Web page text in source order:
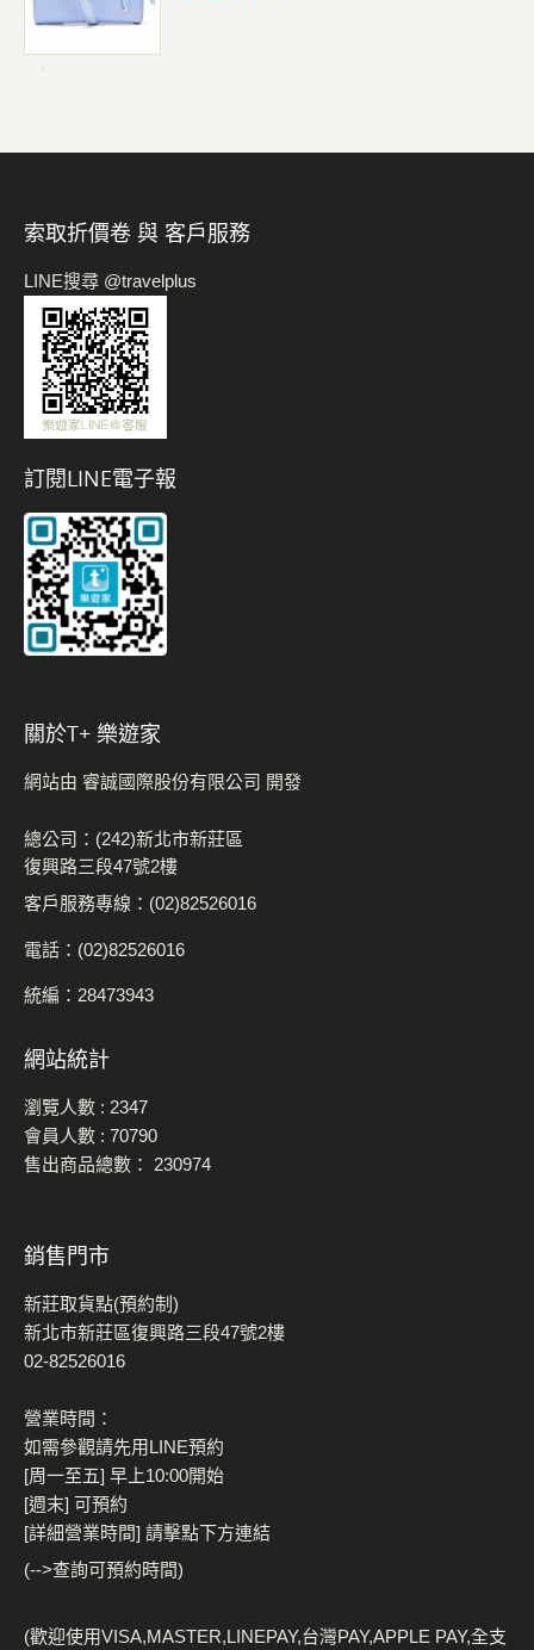
索取折價卷 與 客戶服務
LINE搜尋 @travelplus
訂閱LINE電子報
關於t+ 樂遊家
網站由 睿誠國際股份有限公司 開發
總公司：(242)新北市新莊區
復興路三段47號2樓
客戶服務專線：(02)82526016
電話：(02)82526016
統編：28473943
網站統計
瀏覽人數 : 2347
會員人數 : 70790
售出商品總數： 230974
銷售門市
新莊取貨點(預約制)
新北市新莊區復興路三段47號2樓
02-82526016
營業時間：
如需參觀請先用LINE預約
[周一至五] 早上10:00開始
[週末] 可預約
[詳細營業時間] 請擊點下方連結
(-->查詢可預約時間)
(歡迎使用VISA,MASTER,LINEPAY,台灣PAY,APPLE PAY,全支